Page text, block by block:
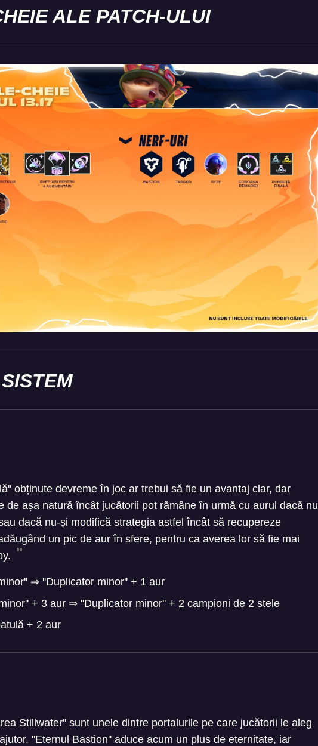
ALE PATCH-ULUI
obținute devreme în joc ar trebui să fie un avantaj clar, dar
de așa natură încât jucătorii pot rămâne în urmă cu aurul dacă nu
dacă nu-și modifică strategia astfel încât să recupereze
un pic de aur în sfere, pentru ca averea lor să fie mai
⇒ ''Duplicator minor'' + 1 aur
+ 3 aur ⇒ ''Duplicator minor'' + 2 campioni de 2 stele
+ 2 aur
Stillwater'' sunt unele dintre portalurile pe care jucătorii le aleg
''Eternul Bastion'' aduce acum un plus de eternitate, iar